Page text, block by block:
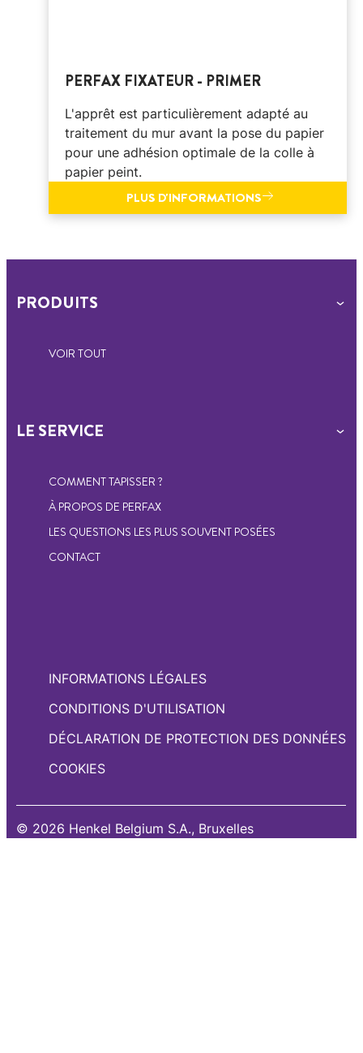
PERFAX FIXATEUR - PRIMER
L'apprêt est particulièrement adapté au
traitement du mur avant la pose du papier
pour une adhésion optimale de la colle à
papier peint.
PLUS D'INFORMATIONS
PRODUITS
VOIR TOUT
LE SERVICE
COMMENT TAPISSER ?
À PROPOS DE PERFAX
LES QUESTIONS LES PLUS SOUVENT POSÉES
CONTACT
INFORMATIONS LÉGALES
CONDITIONS D'UTILISATION
DÉCLARATION DE PROTECTION DES DONNÉES
COOKIES
© 2026 Henkel Belgium S.A., Bruxelles